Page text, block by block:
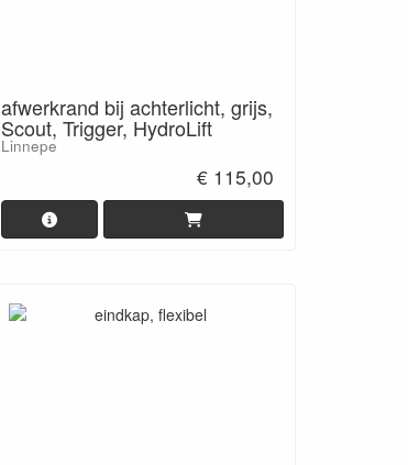
afwerkrand bij achterlicht, grijs,
Scout, Trigger, HydroLift
Linnepe
€ 115,00